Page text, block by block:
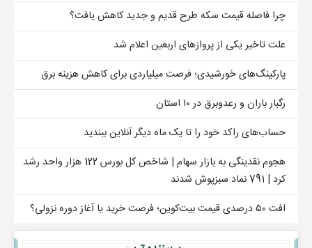
چرا فاصله قیمت سکه طرح قدیم و جدید کاهش یافت؟
علت تاخیر یکی از پروازهای اربعین اعلام شد
پارکینگ‌های خورشیدی؛ فرصت میلیاردی برای کاهش هزینه برق
رگبار باران و رعدوبرق در ۱۰ استان
حساب‌های راکد خود را تا یک ماه دیگر آنلاین ببندید
هجوم نقدینگی به بازار سهام | شاخص کل بورس 122 هزار واحد رشد
کرد | 791 نماد سبزپوش شدند
افت ۵۰ درصدی قیمت بیت‌کوین؛ فرصت خرید یا آغاز دوره نزولی؟